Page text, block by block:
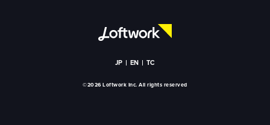
JP EN TC
©2026 Loftwork Inc. All rights reserved